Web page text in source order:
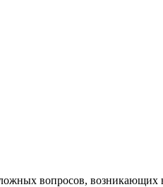
вопросов, возникающих